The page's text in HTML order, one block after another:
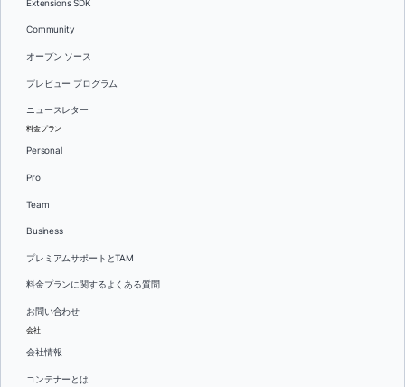
Extensions SDK
Community
オープン ソース
プレビュー プログラム
ニュースレター
料金プラン
Personal
Pro
Team
Business
プレミアムサポートとTAM
料金プランに関するよくある質問
お問い合わせ
会社
会社情報
コンテナーとは